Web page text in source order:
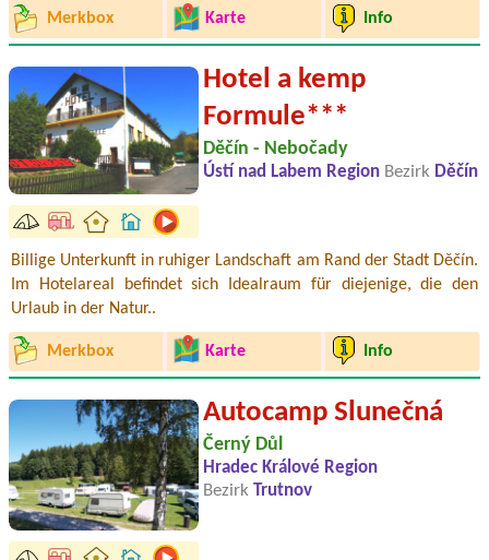
Merkbox Karte Info
Hotel a kemp
Formule***
Děčín - Nebočady
Ústí nad Labem Region Bezirk Děčín
Billige Unterkunft in ruhiger Landschaft am Rand der Stadt Děčín.
Im Hotelareal befindet sich Idealraum für diejenige, die den
Urlaub in der Natur..
Merkbox Karte Info
Autocamp Slunečná
Černý Důl
Hradec Králové Region
Bezirk Trutnov